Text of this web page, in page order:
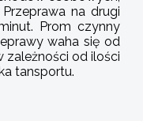
na drugi
Prom czynny
waha się od
zależności od ilości
tansportu.